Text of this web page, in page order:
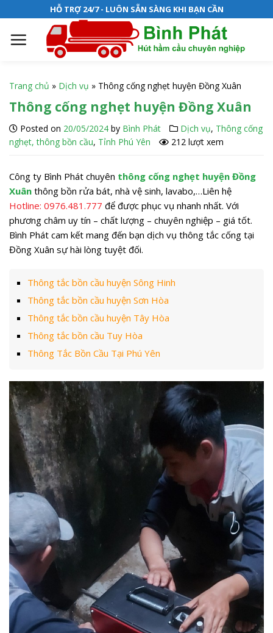
k
HỖ TRỢ 24/7 - LUÔN SẴN SÀNG KHI BẠN CẦN
Trang chủ » Dịch vụ » Thông cống nghẹt huyện Đồng Xuân
Thông cống nghẹt huyện Đồng Xuân
Posted on 20/05/2024 by Bình Phát Dịch vụ, Thông cống
nghẹt, thông bồn cầu, Tỉnh Phú Yên 212 lượt xem
Công ty Bình Phát chuyên thông cống nghẹt huyện Đồng
Xuân thông bồn rửa bát, nhà vệ sinh, lavabo,…Liên hệ
Hotline: 0976.481.777 để được phục vụ nhanh nhất. Với
phương châm uy tín – chất lượng – chuyên nghiệp – giá tốt.
Bình Phát cam kết mang đến bạn dịch vụ thông tắc cống tại
Đồng Xuân sự hài lòng tuyệt đối.
Thông tắc bồn cầu huyện Sông Hinh
Thông tắc bồn cầu huyện Sơn Hòa
Thông tắc bồn cầu huyện Tây Hòa
Thông tắc bồn cầu Tuy Hòa
Thông Tắc Bồn Cầu Tại Phú Yên